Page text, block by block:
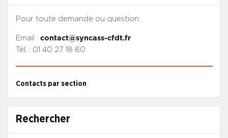
Pour toute demande ou question.
Email : contact@syncass-cfdt.fr
Tél. : 01 40 27 18 80
Contacts par section
Rechercher